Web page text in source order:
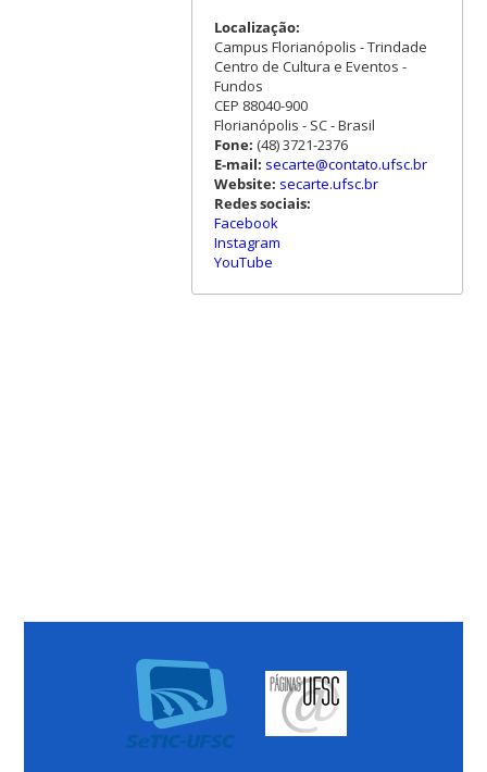
Localização:
Campus Florianópolis - Trindade
Centro de Cultura e Eventos -
Fundos
CEP 88040-900
Florianópolis - SC - Brasil
Fone: (48) 3721-2376
E-mail: secarte@contato.ufsc.br
Website: secarte.ufsc.br
Redes sociais:
Facebook
Instagram
YouTube